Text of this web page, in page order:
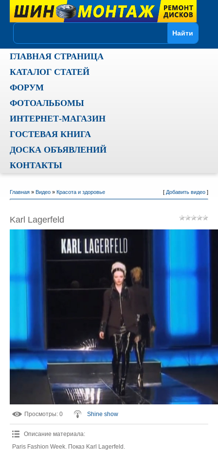
ГЛАВНАЯ СТРАНИЦА
КАТАЛОГ СТАТЕЙ
ФОРУМ
ФОТОАЛЬБОМЫ
ИНТЕРНЕТ-МАГАЗИН
ГОСТЕВАЯ КНИГА
ДОСКА ОБЪЯВЛЕНИЙ
КОНТАКТЫ
Главная» Видео» Красота и здоровье [ Добавить видео]
Karl Lagerfeld
Просмотры: 0 Shine show
Описание материала:
Paris Fashion Week. Показ Karl Lagerfeld.